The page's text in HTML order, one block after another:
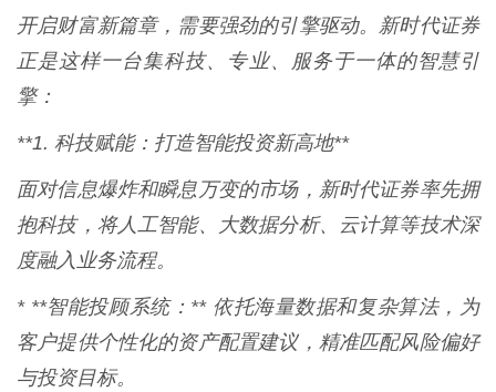
开启财富新篇章，需要强劲的引擎驱动。新时代证券
正是这样一台集科技、专业、服务于一体的智慧引
擎：
**1. 科技赋能：打造智能投资新高地**
面对信息爆炸和瞬息万变的市场，新时代证券率先拥
抱科技，将人工智能、大数据分析、云计算等技术深
度融入业务流程。
* **智能投顾系统：** 依托海量数据和复杂算法，为
客户提供个性化的资产配置建议，精准匹配风险偏好
与投资目标。